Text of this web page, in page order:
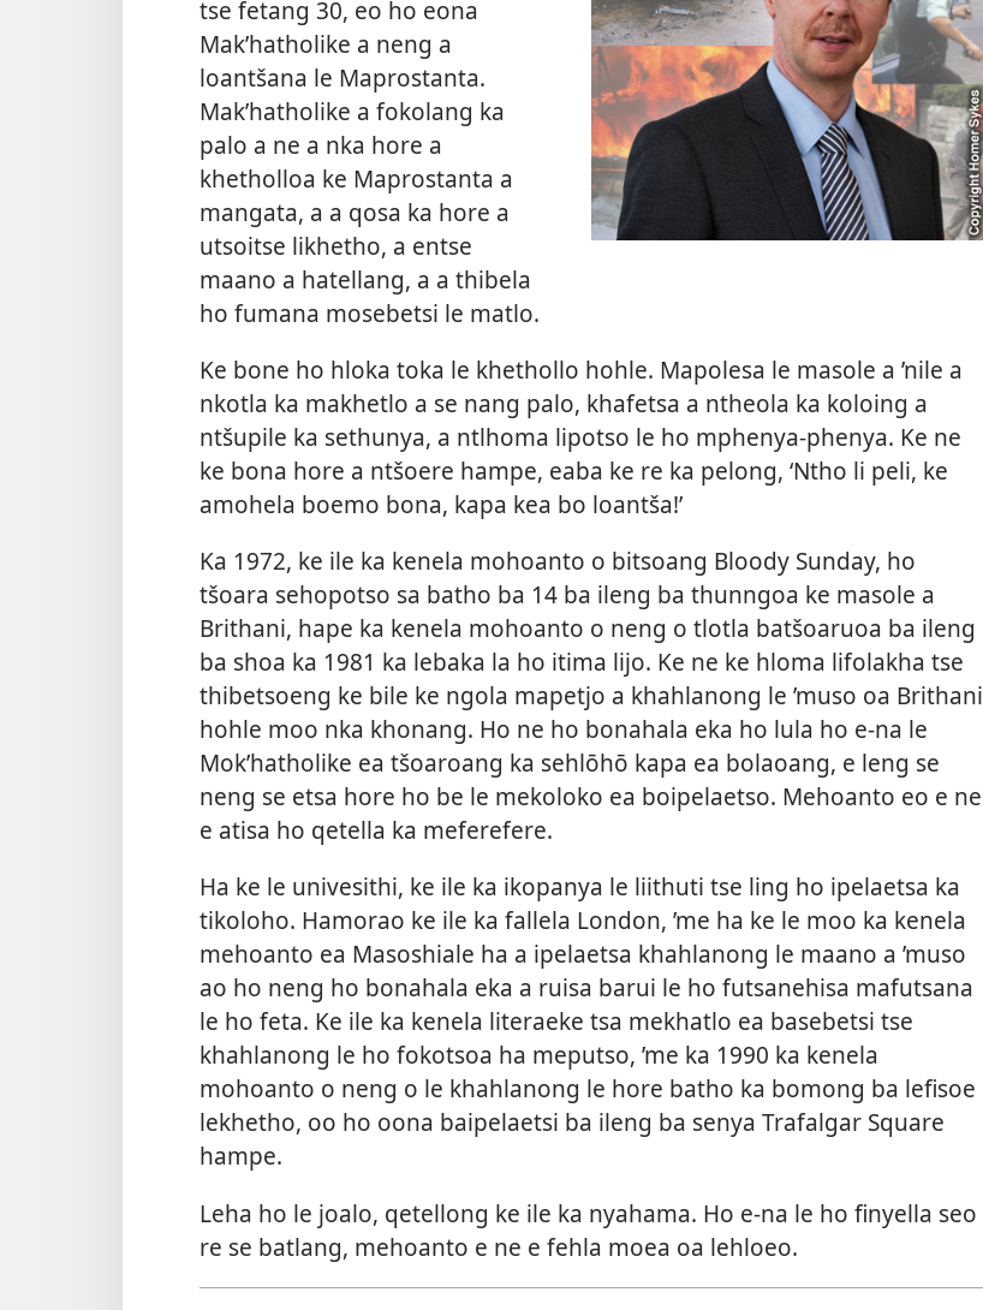
tse fetang 30, eo ho eona
Mak’hatholike a neng a
loantšana le Maprostanta.
Mak’hatholike a fokolang ka
palo a ne a nka hore a
khetholloa ke Maprostanta a
mangata, a a qosa ka hore a
utsoitse likhetho, a entse
maano a hatellang, a a thibela
ho fumana mosebetsi le matlo.
Ke bone ho hloka toka le khethollo hohle. Mapolesa le masole a ’nile a
nkotla ka makhetlo a se nang palo, khafetsa a ntheola ka koloing a
ntšupile ka sethunya, a ntlhoma lipotso le ho mphenya-phenya. Ke ne
ke bona hore a ntšoere hampe, eaba ke re ka pelong, ‘Ntho li peli, ke
amohela boemo bona, kapa kea bo loantša!’
Ka 1972, ke ile ka kenela mohoanto o bitsoang Bloody Sunday, ho
tšoara sehopotso sa batho ba 14 ba ileng ba thunngoa ke masole a
Brithani, hape ka kenela mohoanto o neng o tlotla batšoaruoa ba ileng
ba shoa ka 1981 ka lebaka la ho itima lijo. Ke ne ke hloma lifolakha tse
thibetsoeng ke bile ke ngola mapetjo a khahlanong le ’muso oa Brithani
hohle moo nka khonang. Ho ne ho bonahala eka ho lula ho e-na le
Mok’hatholike ea tšoaroang ka sehlōhō kapa ea bolaoang, e leng se
neng se etsa hore ho be le mekoloko ea boipelaetso. Mehoanto eo e ne
e atisa ho qetella ka meferefere.
Ha ke le univesithi, ke ile ka ikopanya le liithuti tse ling ho ipelaetsa ka
tikoloho. Hamorao ke ile ka fallela London, ’me ha ke le moo ka kenela
mehoanto ea Masoshiale ha a ipelaetsa khahlanong le maano a ’muso
ao ho neng ho bonahala eka a ruisa barui le ho futsanehisa mafutsana
le ho feta. Ke ile ka kenela literaeke tsa mekhatlo ea basebetsi tse
khahlanong le ho fokotsoa ha meputso, ’me ka 1990 ka kenela
mohoanto o neng o le khahlanong le hore batho ka bomong ba lefisoe
lekhetho, oo ho oona baipelaetsi ba ileng ba senya Trafalgar Square
hampe.
Leha ho le joalo, qetellong ke ile ka nyahama. Ho e-na le ho finyella seo
re se batlang, mehoanto e ne e fehla moea oa lehloeo.